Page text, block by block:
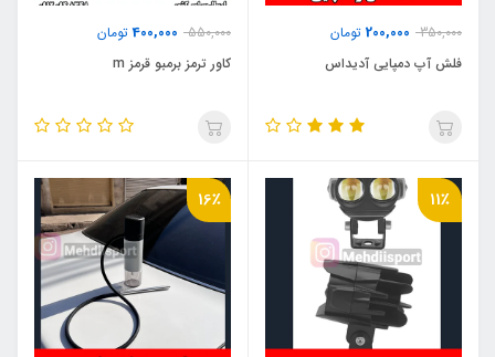
350,000
200,000 تومان
فلش آپ دمپایی آدیداس
550,000
400,000تومان
کاور ترمز برمبو قرمز m
11٪ 16٪